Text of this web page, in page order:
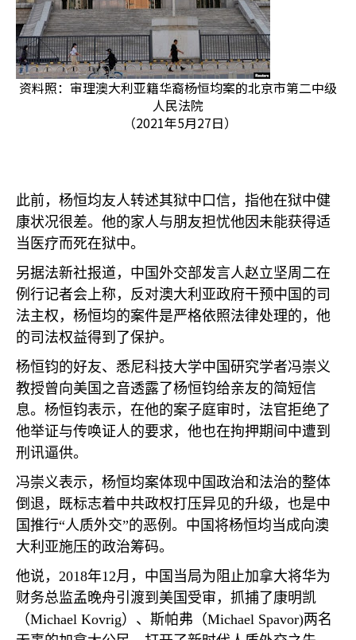
资料照：审理澳大利亚籍华裔杨恒均案的北京市第二中级
人民法院
（2021年5月27日）
此前，杨恒均友人转述其狱中口信，指他在狱中健
康状况很差。他的家人与朋友担忧他因未能获得适
当医疗而死在狱中。
另据法新社报道，中国外交部发言人赵立坚周二在
例行记者会上称，反对澳大利亚政府干预中国的司
法主权，杨恒均的案件是严格依照法律处理的，他
的司法权益得到了保护。
杨恒钧的好友、悉尼科技大学中国研究学者冯崇义
教授曾向美国之音透露了杨恒钧给亲友的简短信
息。杨恒钧表示，在他的案子庭审时，法官拒绝了
他举证与传唤证人的要求，他也在拘押期间中遭到
刑讯逼供。
冯崇义表示，杨恒均案体现中国政治和法治的整体
倒退，既标志着中共政权打压异见的升级，也是中
国推行“人质外交”的恶例。中国将杨恒均当成向澳
大利亚施压的政治筹码。
他说， 2018年12月，中国当局为阻止加拿大将华为
财务总监孟晚舟引渡到美国受审，抓捕了康明凯
（Michael Kovrig）、斯帕弗（Michael Spavor)两名